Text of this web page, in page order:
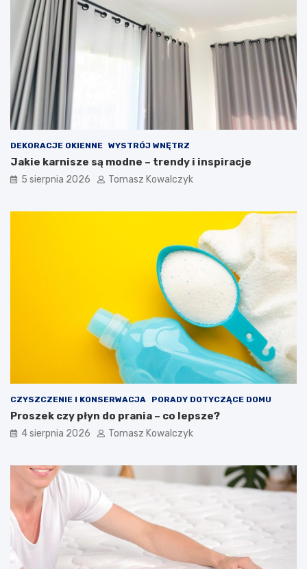
DEKORACJE OKIENNE WYSTRÓJ WNĘTRZ
Jakie karnisze są modne – trendy i inspiracje
5 sierpnia 2026 Tomasz Kowalczyk
CZYSZCZENIE I KONSERWACJA PORADY DOTYCZĄCE DOMU
Proszek czy płyn do prania – co lepsze?
4 sierpnia 2026 Tomasz Kowalczyk